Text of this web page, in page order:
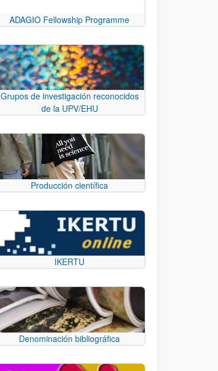
ADAGIO Fellowship Programme
Grupos de investigación reconocidos
de la UPV/EHU
Producción científica
IKERTU
Denominación bibliográfica